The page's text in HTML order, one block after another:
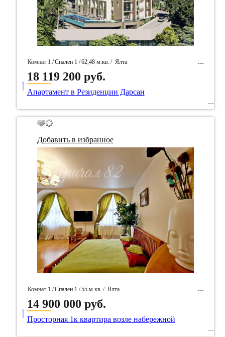
Комнат 1 /Спален 1 /62,48 м.кв. / Ялта
/ Идентификатор собственность 92453
18 119 200 руб.
____
Апартамент в Резиденции Дарсан
Добавить в избранное
Комнат 1 /Спален 1 /55 м.кв. / Ялта
/ Идентификатор собственность 92260
14 900 000 руб.
____
Просторная 1к квартира возле набережной